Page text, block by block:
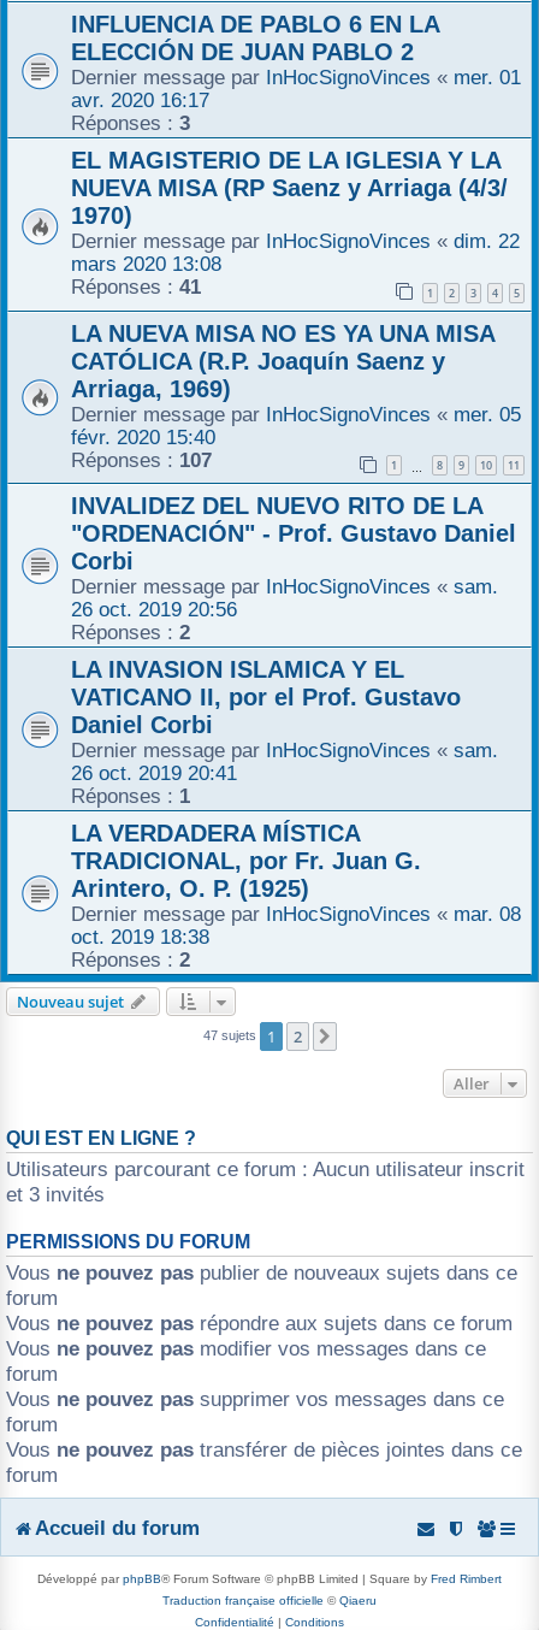
INFLUENCIA DE PABLO 6 EN LA
ELECCIÓN DE JUAN PABLO 2
Dernier message par InHocSignoVinces « mer. 01
avr. 2020 16:17
Réponses : 3
EL MAGISTERIO DE LA IGLESIA Y LA
NUEVA MISA (RP Saenz y Arriaga (4/3/
1970)
Dernier message par InHocSignoVinces « dim. 22
mars 2020 13:08
Réponses : 41 1 2 3 4 5
LA NUEVA MISA NO ES YA UNA MISA
CATÓLICA (R.P. Joaquín Saenz y
Arriaga, 1969)
Dernier message par InHocSignoVinces « mer. 05
févr. 2020 15:40
Réponses : 107 1 8 9 10 11
INVALIDEZ DEL NUEVO RITO DE LA
"ORDENACIÓN" - Prof. Gustavo Daniel
Corbi
Dernier message par InHocSignoVinces « sam.
26 oct. 2019 20:56
Réponses : 2
LA INVASION ISLAMICA Y EL
VATICANO II, por el Prof. Gustavo
Daniel Corbi
Dernier message par InHocSignoVinces « sam.
26 oct. 2019 20:41
Réponses : 1
LA VERDADERA MÍSTICA
TRADICIONAL, por Fr. Juan G.
Arintero, O. P. (1925)
Dernier message par InHocSignoVinces « mar. 08
oct. 2019 18:38
Réponses : 2
Nouveau sujet
47 sujets 1 2
Aller
QUI EST EN LIGNE ?
Utilisateurs parcourant ce forum : Aucun utilisateur inscrit
et 3 invités
PERMISSIONS DU FORUM
Vous ne pouvez pas publier de nouveaux sujets dans ce
forum
Vous ne pouvez pas répondre aux sujets dans ce forum
Vous ne pouvez pas modifier vos messages dans ce
forum
Vous ne pouvez pas supprimer vos messages dans ce
forum
Vous ne pouvez pas transférer de pièces jointes dans ce
forum
Accueil du forum
Développé parphpBB® Forum Software © phpBB Limited | Square by Fred Rimbert
Traduction française officielle ©Qiaeru
Confidentialité | Conditions